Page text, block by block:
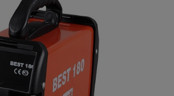
строительный
строительства
работы с арматурой